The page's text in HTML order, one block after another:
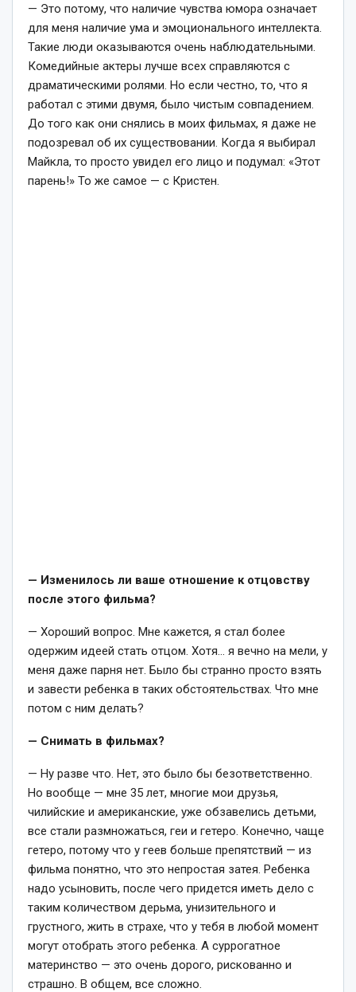
— Это потому, что наличие чувства юмора означает
для меня наличие ума и эмоционального интеллекта.
Такие люди оказываются очень наблюдательными.
Комедийные актеры лучше всех справляются с
драматическими ролями. Но если честно, то, что я
работал с этими двумя, было чистым совпадением.
До того как они снялись в моих фильмах, я даже не
подозревал об их существовании. Когда я выбирал
Майкла, то просто увидел его лицо и подумал: «Этот
парень!» То же самое — с Кристен.
— Изменилось ли ваше отношение к отцовству
после этого фильма?
— Хороший вопрос. Мне кажется, я стал более
одержим идеей стать отцом. Хотя… я вечно на мели, у
меня даже парня нет. Было бы странно просто взять
и завести ребенка в таких обстоятельствах. Что мне
потом с ним делать?
— Снимать в фильмах?
— Ну разве что. Нет, это было бы безответственно.
Но вообще — мне 35 лет, многие мои друзья,
чилийские и американские, уже обзавелись детьми,
все стали размножаться, геи и гетеро. Конечно, чаще
гетеро, потому что у геев больше препятствий — из
фильма понятно, что это непростая затея. Ребенка
надо усыновить, после чего придется иметь дело с
таким количеством дерьма, унизительного и
грустного, жить в страхе, что у тебя в любой момент
могут отобрать этого ребенка. А суррогатное
материнство — это очень дорого, рискованно и
страшно. В общем, все сложно.